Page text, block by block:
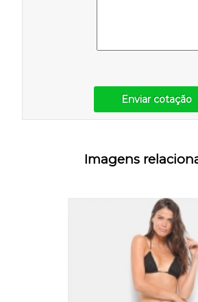
Enviar cotação
Imagens